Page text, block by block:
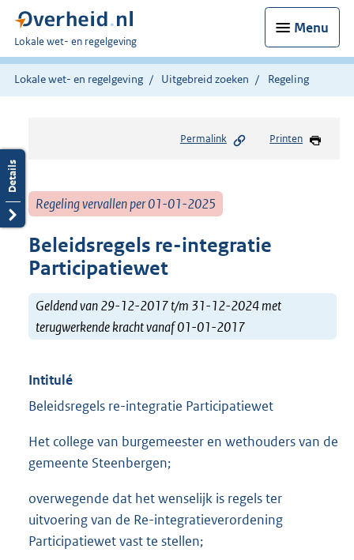
Menu
U
bent
hier:
Lokale wet- en regelgeving
Lokale wet- en regelgeving Uitgebreid zoeken Regeling
Permalink Printen
Regeling vervallen per 01-01-2025
Beleidsregels re-integratie
Participatiewet
Geldend van 29-12-2017 t/m 31-12-2024 met
terugwerkende kracht vanaf 01-01-2017
Intitulé
Beleidsregels re-integratie Participatiewet
Het college van burgemeester en wethouders van de
gemeente Steenbergen;
overwegende dat het wenselijk is regels ter
uitvoering van de Re-integratieverordening
Participatiewet vast te stellen;